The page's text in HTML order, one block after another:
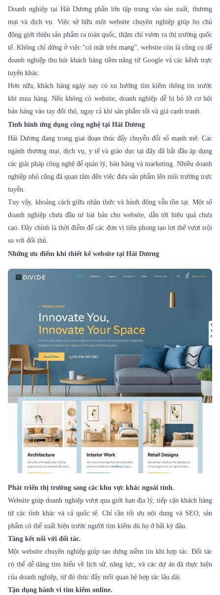
Doanh nghiệp tại Hải Dương phần lớn tập trung vào sản xuất, thương
mại và dịch vụ. Việc sở hữu một website chuyên nghiệp giúp họ chủ
động giới thiệu sản phẩm ra toàn quốc, thậm chí vươn ra thị trường quốc
tế. Không chỉ dừng ở việc “có mặt trên mạng”, website còn là công cụ để
doanh nghiệp thu hút khách hàng tiềm năng từ Google và các kênh trực
tuyến khác.
Hơn nữa, khách hàng ngày nay có xu hướng tìm kiếm thông tin trước
khi mua hàng. Nếu không có website, doanh nghiệp dễ bị bỏ lỡ cơ hội
bán hàng vào tay đối thủ, ngay cả khi sản phẩm tốt và giá cạnh tranh.
Tình hình ứng dụng công nghệ tại Hải Dương
Hải Dương đang trong giai đoạn thúc đẩy chuyển đổi số mạnh mẽ. Các
ngành thương mại, dịch vụ, y tế và giáo dục tại đây đã bắt đầu áp dụng
các giải pháp công nghệ để quản lý, bán hàng và marketing. Nhiều doanh
nghiệp nhỏ cũng đã quan tâm đến việc đưa sản phẩm lên môi trường trực
tuyến.
Tuy vậy, khoảng cách giữa nhận thức và hành động vẫn tồn tại. Một số
doanh nghiệp chưa đầu tư bài bản cho website, dẫn tới hiệu quả chưa
cao. Đây chính là thời điểm để các đơn vị tiên phong tạo lợi thế vượt trội
so với đối thủ.
Những ưu điểm khi thiết kế website tại Hải Dương
Phát triển thị trường sang các khu vực khác ngoài tỉnh.
Website giúp doanh nghiệp vượt qua giới hạn địa lý, tiếp cận khách hàng
từ các tỉnh khác và cả quốc tế. Chỉ cần tối ưu nội dung và SEO, sản
phẩm có thể xuất hiện trước người tìm kiếm dù họ ở bất kỳ đâu.
Tăng kết nối với đối tác.
Một website chuyên nghiệp giúp tạo dựng niềm tin khi hợp tác. Đối tác
có thể dễ dàng tìm hiểu về lịch sử, năng lực, và các dự án đã thực hiện
của doanh nghiệp, từ đó thúc đẩy mối quan hệ hợp tác lâu dài.
Tận dụng hành vi tìm kiếm online.